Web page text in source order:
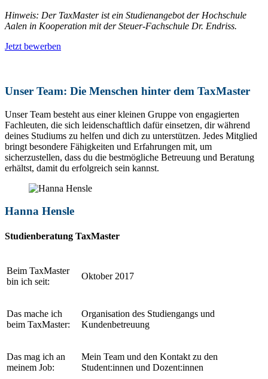
Hinweis: Der TaxMaster ist ein Studienangebot der Hochschule
Aalen in Kooperation mit der Steuer-Fachschule Dr. Endriss.
Jetzt bewerben
Unser Team: Die Menschen hinter dem TaxMaster
Unser Team besteht aus einer kleinen Gruppe von engagierten
Fachleuten, die sich leidenschaftlich dafür einsetzen, dir während
deines Studiums zu helfen und dich zu unterstützen. Jedes Mitglied
bringt besondere Fähigkeiten und Erfahrungen mit, um
sicherzustellen, dass du die bestmögliche Betreuung und Beratung
erhältst, damit du erfolgreich sein kannst.
Hanna Hensle
Studienberatung TaxMaster
Beim TaxMaster
bin ich seit:
Oktober 2017
Das mache ich
beim TaxMaster:
Organisation des Studiengangs und
Kundenbetreuung
Das mag ich an
meinem Job:
Mein Team und den Kontakt zu den
Student:innen und Dozent:innen